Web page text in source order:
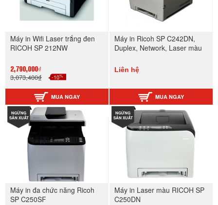
Máy in Wifi Laser trắng đen
RICOH SP 212NW
2,790,000₫
3,073,400₫ -10%
MUA NGAY
Máy in Ricoh SP C242DN,
Duplex, Network, Laser màu
Liên hệ
MUA NGAY
NGỪNG
SẢN XUẤT
Máy in đa chức năng Ricoh
SP C250SF
NGỪNG
SẢN XUẤT
Máy in Laser màu RICOH SP
C250DN